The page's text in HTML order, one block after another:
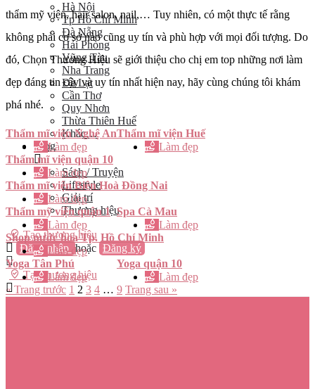
Hà Nội
Tp Hồ Chí Minh
Đà Nẵng
Hải Phòng
Vũng Tàu
Nha Trang
Đà Lạt
Cần Thơ
Quy Nhơn
Thừa Thiên Huế
Khác…
Blog
Sách / Truyện
Lifestyle
Giải trí
Thương hiệu
Tạo thương hiệu
Đăng nhập hoặc Đăng ký
Tạo thương hiệu
thẩm mỹ viện, hair salon, nail,… Tuy nhiên, có một thực tế rằng
không phải cơ sở nào cũng uy tín và phù hợp với mọi đối tượng. Do
đó, Chọn Thương Hiệu sẽ giới thiệu cho chị em top những nơi làm
đẹp đáng tin cậy và uy tín nhất hiện nay, hãy cùng chúng tôi khám
phá nhé.
Thẩm mĩ viện Nghệ An
Làm đẹp
Thẩm mĩ viện Huế
Làm đẹp
Thẩm mĩ viện quận 10
Làm đẹp
Thẩm mĩ viện Biên Hoà Đồng Nai
Làm đẹp
Thẩm mỹ viện quận 1
Làm đẹp
Spa Cà Mau
Làm đẹp
Shop nước hoa Tp. Hồ Chí Minh
Làm đẹp
Yoga Tân Phú
Làm đẹp
Yoga quận 10
Làm đẹp
« Trang trước 1 2 3 4 … 9 Trang sau »